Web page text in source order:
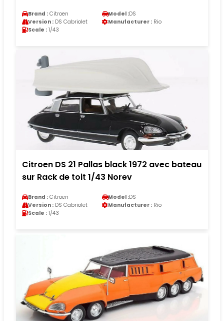
Brand : Citroen Model :DS
Version : DS Cabriolet Manufacturer : Rio
Scale : 1/43
Citroen DS 21 Pallas black 1972 avec bateau
sur Rack de toit 1/43 Norev
Brand : Citroen Model :DS
Version : DS Cabriolet Manufacturer : Rio
Scale : 1/43